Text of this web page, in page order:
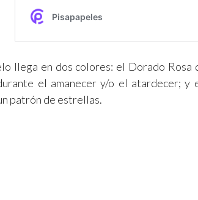
llega en dos colores: el Dorado
el amanecer y/o el atardecer; y
patrón de estrellas.